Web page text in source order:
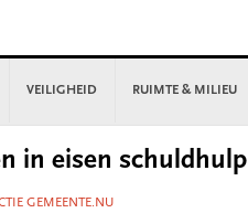
VEILIGHEID RUIMTE & MILIEU
in eisen schuldhulp
GEMEENTE.NU